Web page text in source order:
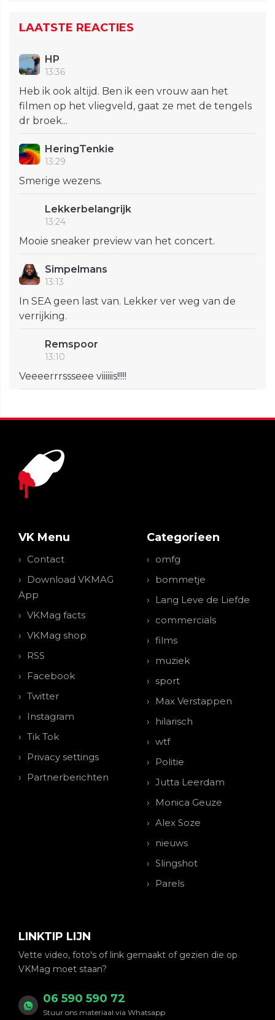
LAATSTE REACTIES
HP
13:36
Heb ik ook altijd. Ben ik een vrouw aan het
filmen op het vliegveld, gaat ze met de tengels
dr broek...
HeringTenkie
13:29
Smerige wezens.
Lekkerbelangrijk
13:24
Mooie sneaker preview van het concert.
Simpelmans
13:13
In SEA geen last van. Lekker ver weg van de
verrijking.
Remspoor
13:10
Veeeerrrssseee viiiiiis!!!!!
VK Menu
Contact
Download VKMAG
App
VKMag facts
VKMag shop
RSS
Facebook
Twitter
Instagram
Tik Tok
Privacy settings
Partnerberichten
Categorieen
omfg
bommetje
Lang Leve de Liefde
commercials
films
muziek
sport
Max Verstappen
hilarisch
wtf
Politie
Jutta Leerdam
Monica Geuze
Alex Soze
nieuws
Slingshot
Parels
LINKTIP LIJN
Vette video, foto's of link gemaakt of gezien die op
VKMag moet staan?
06 590 590 72
Stuur ons materiaal via Whatsapp